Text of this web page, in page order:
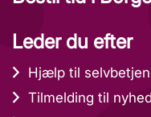
Leder du efter
Hjælp til
Tilmelding til